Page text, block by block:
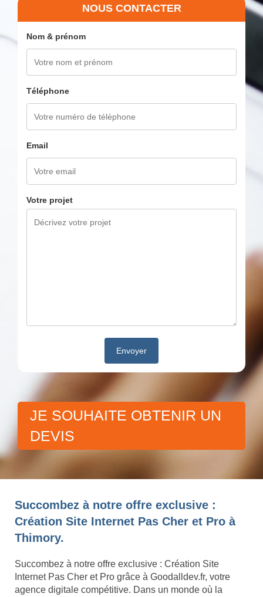
NOUS CONTACTER
Nom & prénom
Téléphone
Email
Votre projet
JE SOUHAITE OBTENIR UN
DEVIS
Succombez à notre offre exclusive :
Création Site Internet Pas Cher et Pro à
Thimory.
Succombez à notre offre exclusive : Création Site
Internet Pas Cher et Pro grâce à Goodalldev.fr, votre
agence digitale compétitive. Dans un monde où la